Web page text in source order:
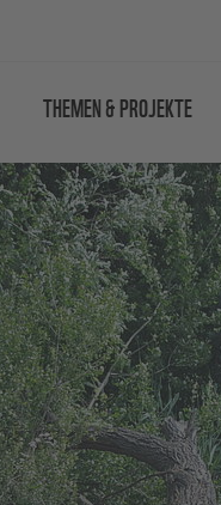
THEMEN & PROJEKTE